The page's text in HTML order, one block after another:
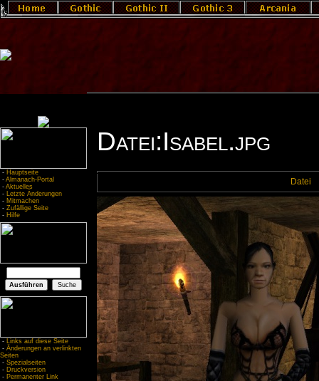
- Hauptseite
- Almanach-Portal
- Aktuelles
- Letzte Änderungen
- Mitmachen
- Zufällige Seite
- Hilfe
- Links auf diese Seite
- Änderungen an verlinkten
Seiten
- Spezialseiten
- Druckversion
- Permanenter Link
Datei:Isabel.jpg
Datei